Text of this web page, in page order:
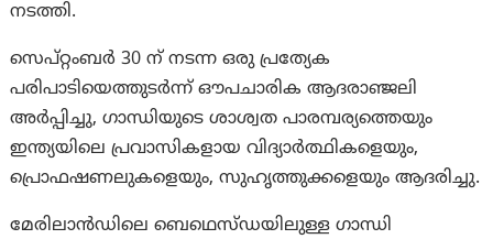
നടത്തി.
സെപ്റ്റംബർ 30 ന് നടന്ന ഒരു പ്രത്യേക
പരിപാടിയെത്തുടർന്ന് ഔപചാരിക ആദരാഞ്ജലി
അർപ്പിച്ചു, ഗാന്ധിയുടെ ശാശ്വത പാരമ്പര്യത്തെയും
ഇന്ത്യയിലെ പ്രവാസികളായ വിദ്യാർത്ഥികളെയും,
പ്രൊഫഷണലുകളെയും, സുഹൃത്തുക്കളെയും ആദരിച്ചു.
മേരിലാൻഡിലെ ബെഥെസ്ഡയിലുള്ള ഗാന്ധി